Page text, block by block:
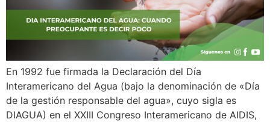
En 1992 fue firmada la Declaración del Día
Interamericano del Agua (bajo la denominación de «Día
de la gestión responsable del agua», cuyo sigla es
DIAGUA) en el XXIII Congreso Interamericano de AIDIS,